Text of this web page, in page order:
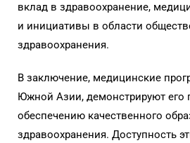
вклад в здравоохранение,
и инициативы в области
здравоохранения.
В заключение, медицинские
Южной Азии, демонстрируют его
обеспечению качественного
здравоохранения. Доступность